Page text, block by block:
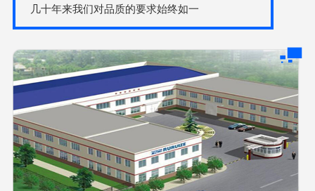
几十年来我们对品质的要求始终如一